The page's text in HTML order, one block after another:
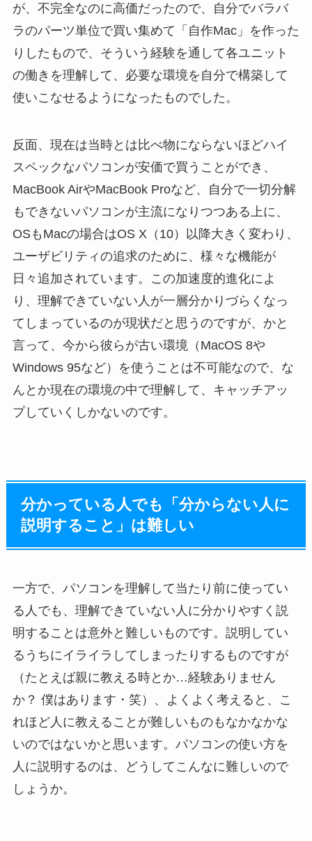
が、不完全なのに高価だったので、自分でバラバ
ラのパーツ単位で買い集めて「自作Mac」を作った
りしたもので、そういう経験を通して各ユニット
の働きを理解して、必要な環境を自分で構築して
使いこなせるようになったものでした。
反面、現在は当時とは比べ物にならないほどハイ
スペックなパソコンが安価で買うことができ、
MacBook AirやMacBook Proなど、自分で一切分解
もできないパソコンが主流になりつつある上に、
OSもMacの場合はOS X（10）以降大きく変わり、
ユーザビリティの追求のために、様々な機能が
日々追加されています。この加速度的進化によ
り、理解できていない人が一層分かりづらくなっ
てしまっているのが現状だと思うのですが、かと
言って、今から彼らが古い環境（MacOS 8や
Windows 95など）を使うことは不可能なので、な
んとか現在の環境の中で理解して、キャッチアッ
プしていくしかないのです。
分かっている人でも「分からない人に
説明すること」は難しい
一方で、パソコンを理解して当たり前に使ってい
る人でも、理解できていない人に分かりやすく説
明することは意外と難しいものです。説明してい
るうちにイライラしてしまったりするものですが
（たとえば親に教える時とか…経験ありません
か？ 僕はあります・笑）、よくよく考えると、こ
れほど人に教えることが難しいものもなかなかな
いのではないかと思います。パソコンの使い方を
人に説明するのは、どうしてこんなに難しいので
しょうか。